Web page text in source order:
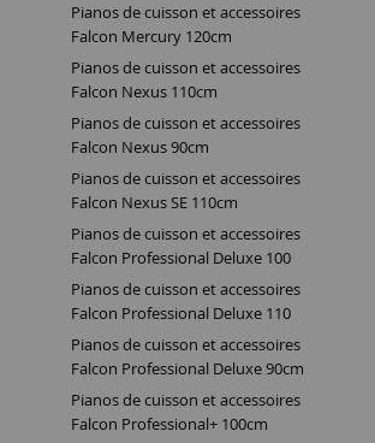
Pianos de cuisson et accessoires
Falcon Mercury 120cm
Pianos de cuisson et accessoires
Falcon Nexus 110cm
Pianos de cuisson et accessoires
Falcon Nexus 90cm
Pianos de cuisson et accessoires
Falcon Nexus SE 110cm
Pianos de cuisson et accessoires
Falcon Professional Deluxe 100
Pianos de cuisson et accessoires
Falcon Professional Deluxe 110
Pianos de cuisson et accessoires
Falcon Professional Deluxe 90cm
Pianos de cuisson et accessoires
Falcon Professional+ 100cm